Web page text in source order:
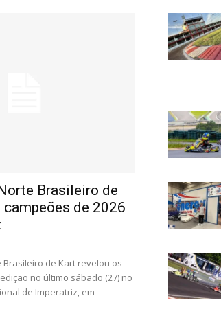
Brasileiro de
campeões de 2026
Brasileiro de Kart revelou os
no último sábado (27) no
de Imperatriz, em